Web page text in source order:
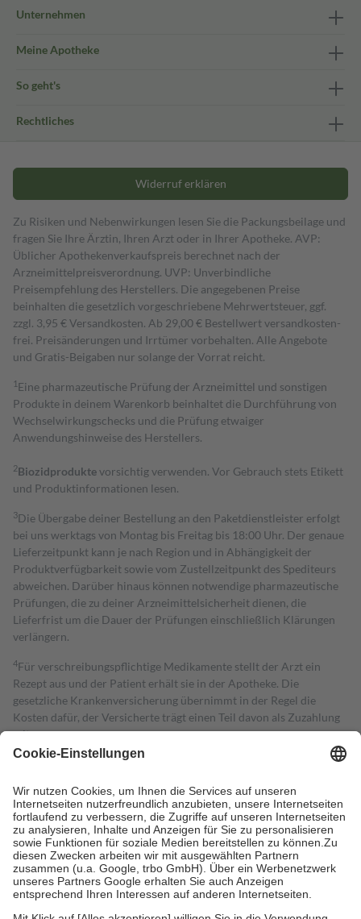
Unternehmen
Meine Apotheke
So geht's
Rechtliches
Widerruf erklären
Zu Risiken und Nebenwirkungen lesen Sie die Packungsbeilage und
fragen Sie Ihre Ärztin, Ihren Arzt oder in Ihrer Apotheke. AVP:
Üblicher Apothekenverkaufspreis berechnet nach der
Arzneimittelpreisverordnung. UVP: Unverbindliche
Preisempfehlung des Herstellers. Die angegebenen Preise
beinhalten die gesetzlich vorgeschriebene Mehrwertsteuer, ggf.
zzgl. 3,95 € Versandkosten. Ab 29,00 € Bestell­wert versand­kosten­
frei. Preisänderungen und Irrtümer vorbehalten. Alle Angebote
und Gratis-Beigaben nur solange der Vorrat reicht.
1 Eine pharmazeutische Prüfung der Arzneimittel und sonstigen
Produkte in deinem Warenkorb beinhaltet die Durchführung von
Wechselwirkungschecks und die Prüfung etwaiger
Anwendungshinweise des Herstellers.
2Biozidproduktevorsichtig verwenden. Vor Gebrauch stets Etikett
und Produktinformationen lesen.
3Die Übergabe deiner Bestellung an den Paketdienstleister erfolgt
bei uns werktags von Montag bis Freitag bis 18:00 Uhr. Der genaue
Lieferzeitpunkt kann je nach Region und in Abhängigkeit der
Produktverfügbarkeit sowie vom Zustellzeitpunkt des Spediteurs
abweichen. Darüber hinaus können notwendige pharmazeutische
Prüfungen, die zu deiner Arzneimittelsicherheit dienen, die
Lieferfrist um die Dauer der Prüfungen einschließlich Klärungen
verlängern.
4Für verschreibungspflichtige Medikamente stellt der Arzt ein
Rezept aus und der Patient erhält sie in der Apotheke. Die
gesetzliche Krankenversicherung übernimmt in der Regel die
Kosten dafür, der Versicherte trägt einen Teil davon als Zuzahlung
mit.
Grundsätzlich leisten Mitglieder Zuzahlungen in Höhe von zehn
höchstens zehn Euro.
Es sind jedoch nie mehr als die tatsächlichen
Kosten der Leistung zu entrichten.
Diese Regeln gelten grundsätzlich auch für Online-Apotheken.
Bei Heilmitteln und häuslicher Krankenpflege beträgt die
Zuzahlung zehn Prozent der Kosten sowie zehn Euro je
Verordnung.
Um das Engagement der Versicherten für ihre eigene Gesundheit zu
stärken und die besondere Stellung der Familie zu unterstützen,